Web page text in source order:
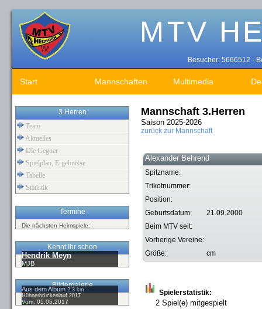
Besucher: 5666512 -
Start Mannschaften Multimedia
3.Herren
Team
Aktuelles
Die Gegner
Spielplan, Ergebnisse
Tabelle
Statistik
Termine
Die nächsten Heimspiele:
Kennt Ihr schon
Hendrik Meyn
MJB
Bildergalerie
Aus dem Album2,3 km -
Hühnerbrückenlauf 2017
Vom: 05.05.2017
Mannschaft 3.Herren
Saison 2025-2026
zurück zur Mannschaft
Alexander Behrend
Spitzname:
Trikotnummer:
Position:
Geburtsdatum:
21.09.2000
Beim MTV seit:
Vorherige Vereine:
Größe:
cm
Spielerstatistik:
2 Spiel(e) mitgespielt